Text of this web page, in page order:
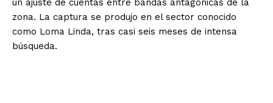
un ajuste de cuentas entre bandas antagónicas de la
zona. La captura se produjo en el sector conocido
como Loma Linda, tras casi seis meses de intensa
búsqueda.